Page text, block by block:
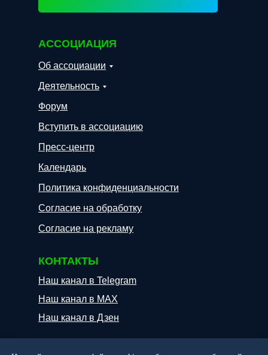
АССОЦИАЦИЯ
Об ассоциации
Деятельность
Форум
Вступить в ассоциацию
Пресс-центр
Календарь
Политика конфиденциальности
Согласие на обработку
Согласие на рекламу
КОНТАКТЫ
Наш канал в Telegram
Наш канал в МАХ
Наш канал в Дзен